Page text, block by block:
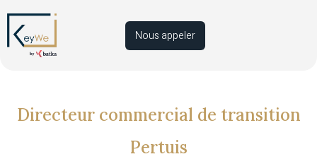
Nous appeler
Directeur commercial de transition
Pertuis